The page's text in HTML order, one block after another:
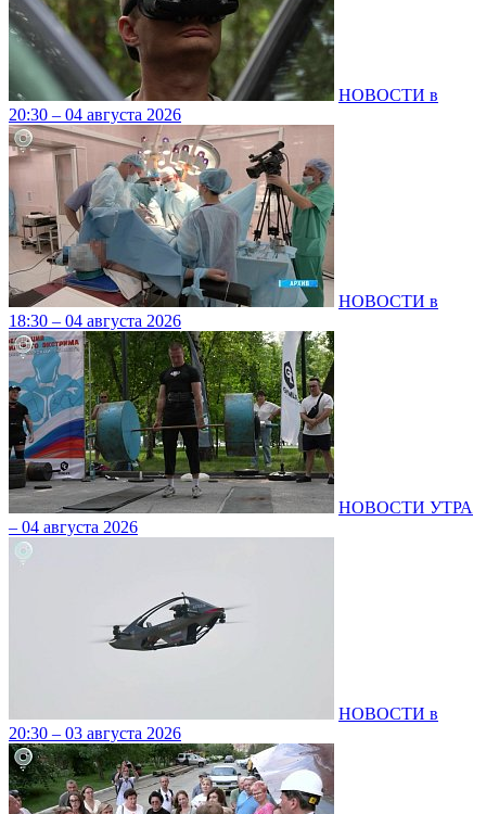
НОВОСТИ в
20:30 – 04 августа 2026
НОВОСТИ в
18:30 – 04 августа 2026
НОВОСТИ УТРА
– 04 августа 2026
НОВОСТИ в
20:30 – 03 августа 2026